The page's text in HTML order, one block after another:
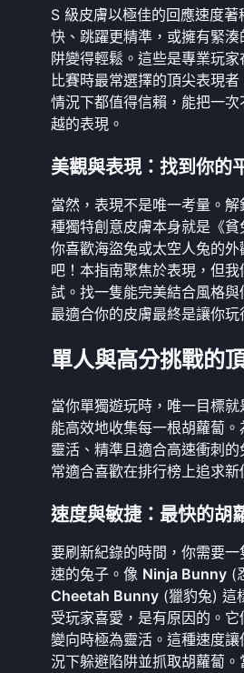
S 級皮膚以極佳的回應速度著
快、跳躍更精準，或擁有緊
阱變得輕鬆。這些是專業玩
比賽時最常選擇的頂尖表現
情況下都值得信賴，能把一
越的表現。
美觀與表現：找到你的
當然，表現不是唯一考量。
種獨特創意皮膚本身就是《貧
你喜歡海盜兔或太空人兔的
吧！本指南聚焦於表現，但
試。找一隻能完美結合風格與
最適合你的皮膚最終是讓你玩
單人與高分挑戰的
當你單獨遊玩時，唯一目標
能高效地收集每一根胡蘿蔔
靈活、精準且適合高速衝刺
常適合喜歡在排行榜上追求新
速度與敏捷：最快的胡
要刷新紀錄的時間，你需要
速的兔子。像 Ninja Bunny (
Cheetah Bunny (獵豹兔) 這
受玩家喜愛，是有原因的。
變向時極為靈活。這種速度
況下躲避陷阱並抓取胡蘿蔔